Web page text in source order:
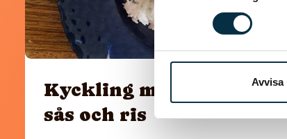
Avvisa
Kyckling med paprika
sås och ris